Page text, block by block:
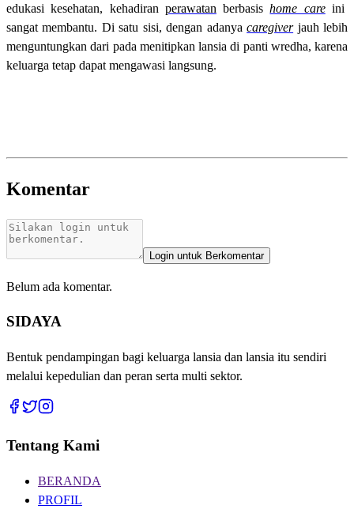
edukasi kesehatan, kehadiran perawatan berbasishome careini
sangat membantu. Di satu sisi, dengan adanyacaregiverjauh lebih
menguntungkan dari pada menitipkan lansia di panti wredha, karena
keluarga tetap dapat mengawasi langsung.
Komentar
Login untuk Berkomentar
Belum ada komentar.
SIDAYA
Bentuk pendampingan bagi keluarga lansia dan lansia itu sendiri
melalui kepedulian dan peran serta multi sektor.
Tentang Kami
BERANDA
PROFIL